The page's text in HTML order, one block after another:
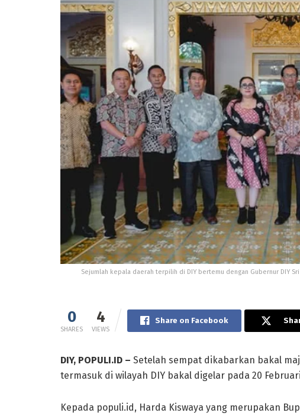
Sejumlah kepala daerah terpilih di DIY bertemu dengan Gubernur DIY
0
SHARES
4
VIEWS
Share on Facebook
DIY, POPULI.ID – Setelah sempat dikabarkan bakal
termasuk di wilayah DIY bakal digelar pada 20
Kepada populi.id, Harda Kiswaya yang merupakan